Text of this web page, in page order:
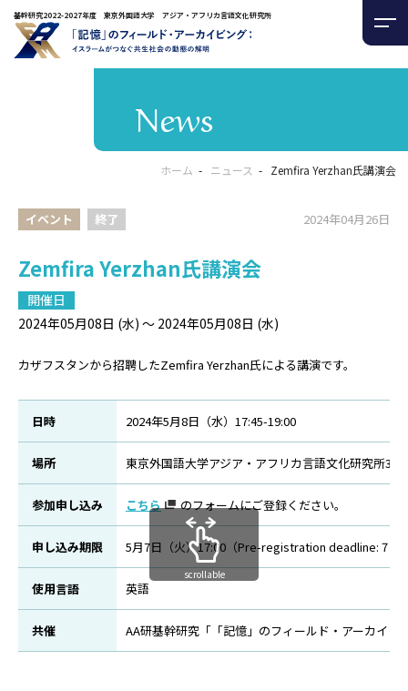
基幹研究2022-2027年度 東京外国語大学 アジア・アフリカ言語文化研究所
News
ホーム ニュース Zemfira Yerzhan氏講演会
イベント 終了 2024年04月26日
Zemfira Yerzhan氏講演会
開催日
2024年05月08日 (水) ～ 2024年05月08日 (水)
カザフスタンから招聘したZemfira Yerzhan氏による講演です。
日時 2024年5月8日（水）17:45-19:00
場所 東京外国語大学アジア・アフリカ言語文化研究所3
参加申し込み こちら のフォームにご登録ください。
申し込み期限 5月7日（火）17:00（Pre-registration deadline: 7
使用言語 英語
共催 AA研基幹研究「「記憶」のフィールド・アーカイ
scrollable